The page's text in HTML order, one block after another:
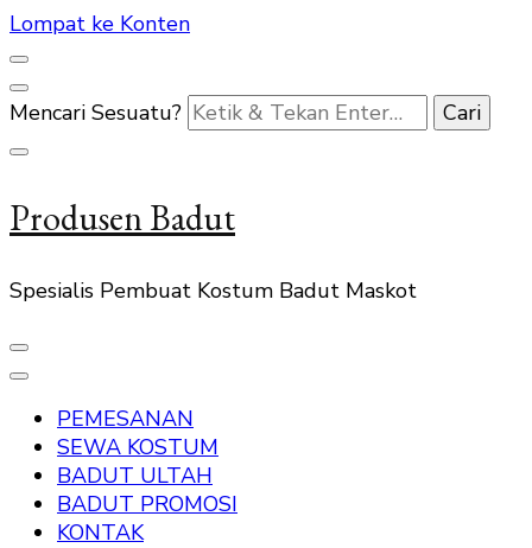
Lompat ke Konten
Mencari Sesuatu?
Produsen Badut
Spesialis Pembuat Kostum Badut Maskot
PEMESANAN
SEWA KOSTUM
BADUT ULTAH
BADUT PROMOSI
KONTAK